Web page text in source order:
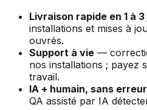
Livraison rapide en 1 à
installations et mises à
ouvrés.
Support à vie —
nos installations ; payez
travail.
IA + humain, sans erreur
QA assisté par IA